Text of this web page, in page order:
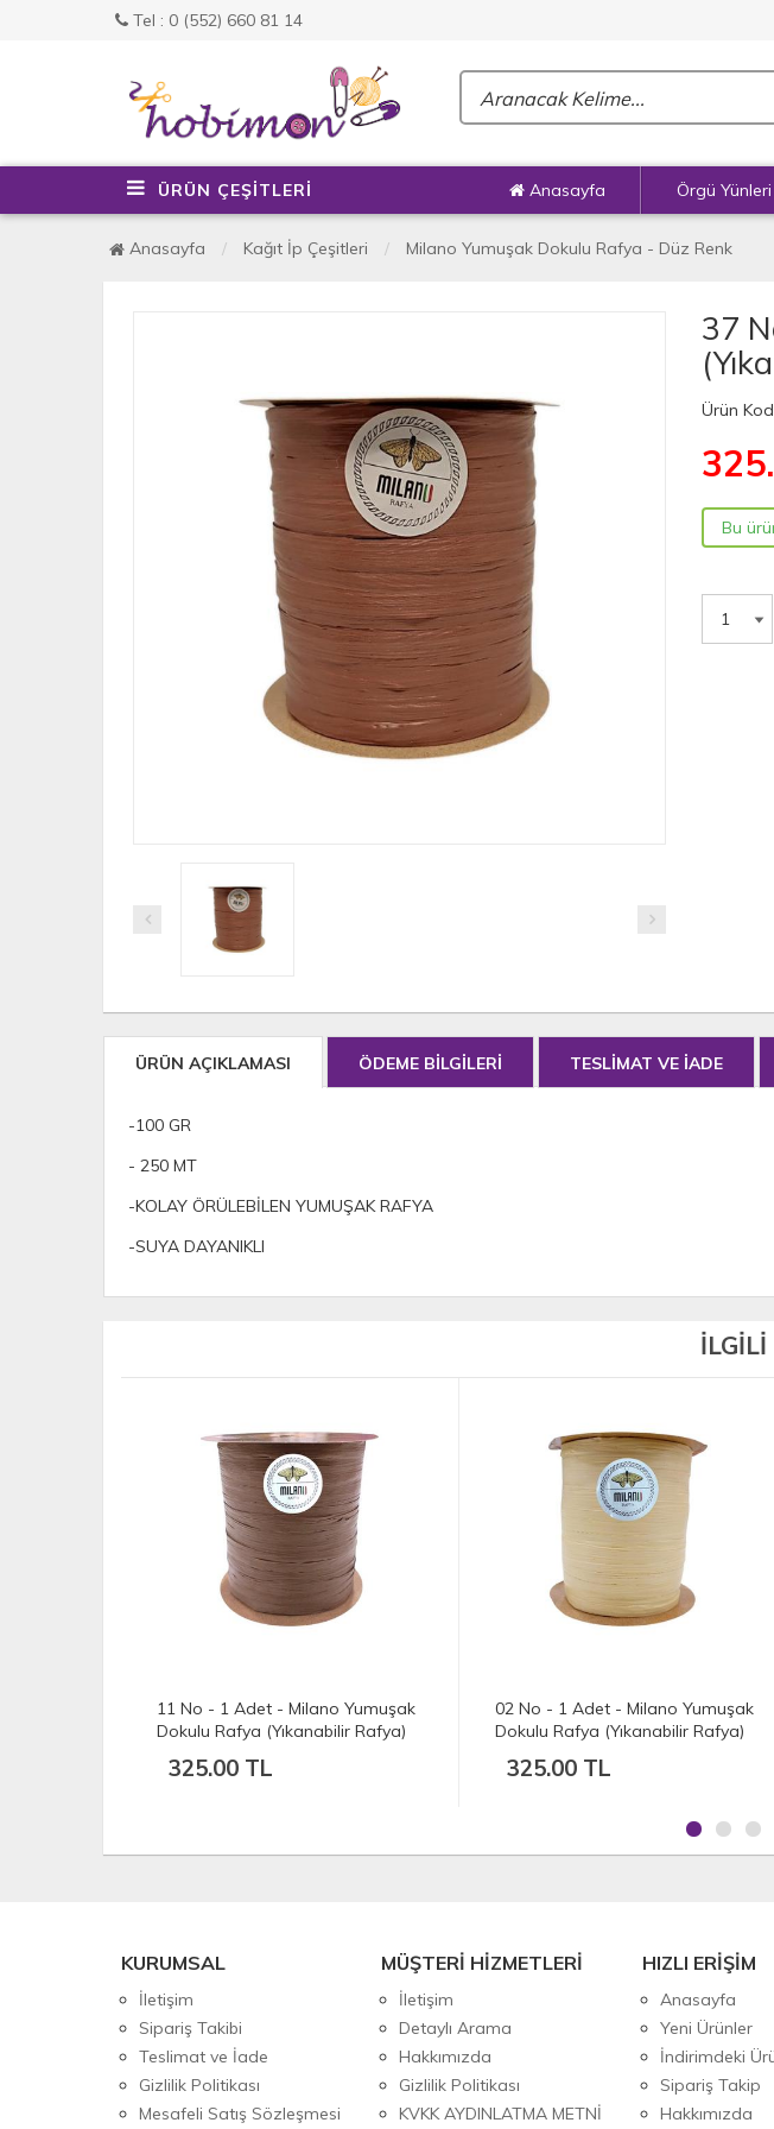
Tel : 0 (552) 660 81 14
ÜRÜN ÇEŞİTLERİ Anasayfa Örgü Yünleri
Anasayfa Kağıt İp Çeşitleri Milano Yumuşak Dokulu Rafya - Düz Renk
37
Ürün
Bu
ÜRÜN AÇIKLAMASI ÖDEME BİLGİLERİ TESLİMAT VE İADE
-100 GR
- 250 MT
-KOLAY ÖRÜLEBİLEN YUMUŞAK RAFYA
-SUYA DAYANIKLI
11 No - 1 Adet - Milano Yumuşak
Dokulu Rafya (Yıkanabilir Rafya)
325.00 TL
02 No - 1 Adet - Milano Yumuşak
Dokulu Rafya (Yıkanabilir Rafya)
325.00 TL
07
KURUMSAL
İletişim
Sipariş Takibi
Teslimat ve İade
Gizlilik Politikası
Mesafeli Satış Sözleşmesi
MÜŞTERİ HİZMETLERİ
İletişim
Detaylı Arama
Hakkımızda
Gizlilik Politikası
KVKK AYDINLATMA METNİ
HIZLI ERİŞİM
Anasayfa
Yeni Ürünler
İndirimdeki
Sipariş Takip
Hakkımızda